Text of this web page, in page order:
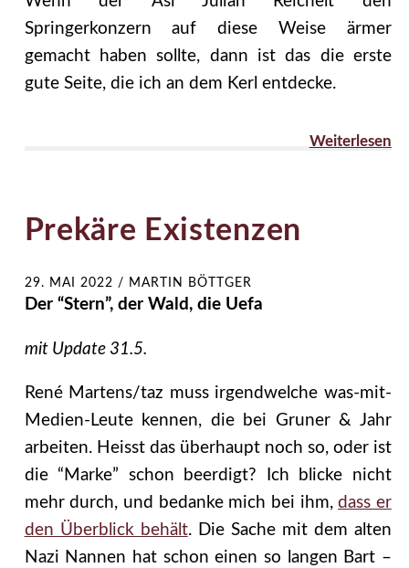
Springerkonzern auf diese Weise ärmer
gemacht haben sollte, dann ist das die erste
gute Seite, die ich an dem Kerl entdecke.
Weiterlesen
Prekäre Existenzen
29. MAI 2022 / MARTIN BÖTTGER
Der “Stern”, der Wald, die Uefa
mit Update 31.5.
René Martens/taz muss irgendwelche was-mit-
Medien-Leute kennen, die bei Gruner & Jahr
arbeiten. Heisst das überhaupt noch so, oder ist
die “Marke” schon beerdigt? Ich blicke nicht
mehr durch, und bedanke mich bei ihm,dass er
den Überblick behält. Die Sache mit dem alten
Nazi Nannen hat schon einen so langen Bart –